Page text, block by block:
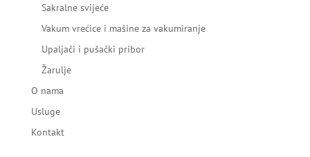
Sakralne svijeće
Vakum vrećice i mašine za vakumiranje
Upaljači i pušački pribor
Žarulje
O nama
Usluge
Kontakt